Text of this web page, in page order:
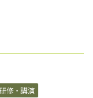
研修・講演